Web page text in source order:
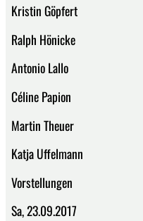
Kristin Göpfert
Ralph Hönicke
Antonio Lallo
Céline Papion
Martin Theuer
Katja Uffelmann
Vorstellungen
Sa, 23.09.2017